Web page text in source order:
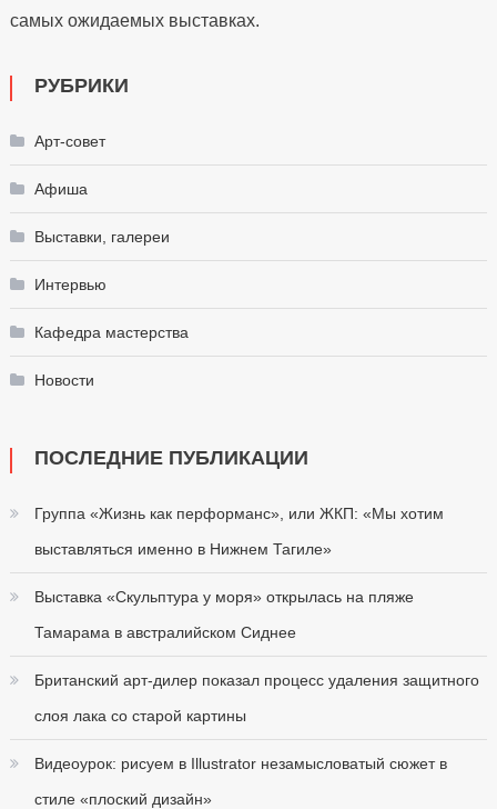
самых ожидаемых выставках.
РУБРИКИ
Арт-совет
Афиша
Выставки, галереи
Интервью
Кафедра мастерства
Новости
ПОСЛЕДНИЕ ПУБЛИКАЦИИ
Группа «Жизнь как перформанс», или ЖКП: «Мы хотим
выставляться именно в Нижнем Тагиле»
Выставка «Скульптура у моря» открылась на пляже
Тамарама в австралийском Сиднее
Британский арт-дилер показал процесс удаления защитного
слоя лака со старой картины
Видеоурок: рисуем в Illustrator незамысловатый сюжет в
стиле «плоский дизайн»